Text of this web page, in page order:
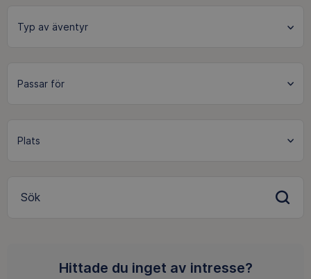
Sök
Hittade du inget av intresse?